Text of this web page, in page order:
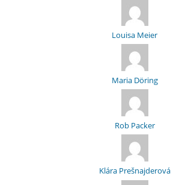
Louisa Meier
Maria Döring
Rob Packer
Klára Prešnajderová